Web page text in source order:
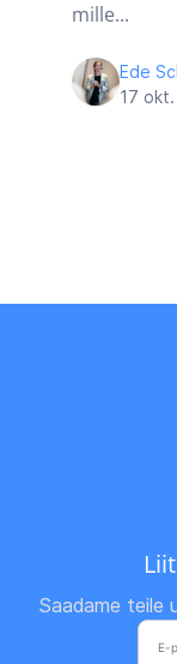
mille...
Ede
17
Saadame teile